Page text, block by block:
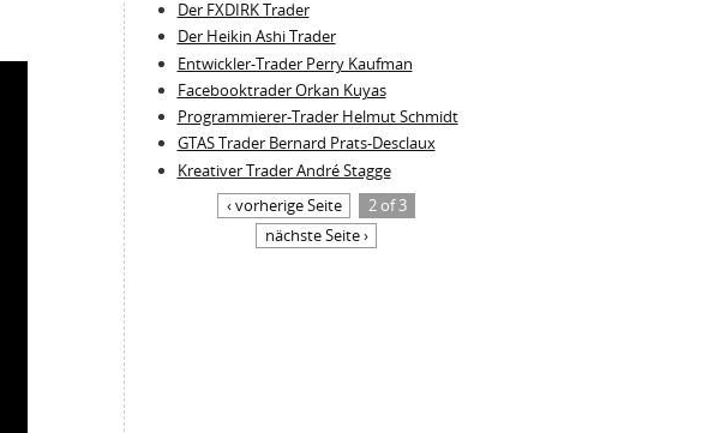
Der FXDIRK Trader
Der Heikin Ashi Trader
Entwickler-Trader Perry Kaufman
Facebooktrader Orkan Kuyas
Programmierer-Trader Helmut Schmidt
GTAS Trader Bernard Prats-Desclaux
Kreativer Trader André Stagge
‹ vorherige Seite
2 of 3
nächste Seite ›